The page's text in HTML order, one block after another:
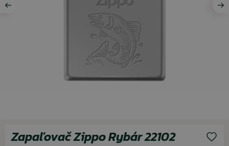
Zapaľovač Zippo Rybár 22102